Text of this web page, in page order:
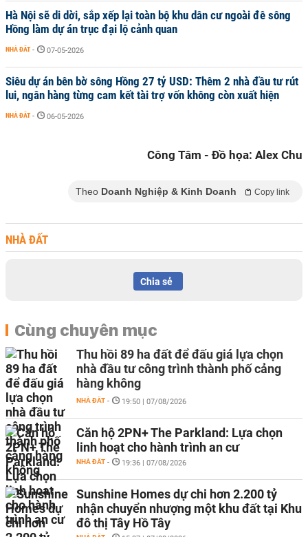
Hà Nội sẽ di dời, sắp xếp lại toàn bộ khu dân cư ngoài đê sông
Hồng làm dự án trục đại lộ cảnh quan
NHÀ ĐẤT - 07-05-2026
Siêu dự án bên bờ sông Hồng 27 tỷ USD: Thêm 2 nhà đầu tư rút
lui, ngân hàng từng cam kết tài trợ vốn không còn xuất hiện
NHÀ ĐẤT - 06-05-2026
Công Tâm - Đồ họa: Alex Chu
Theo Doanh Nghiệp & Kinh Doanh Copy link
NHÀ ĐẤT
Chia sẻ
Cùng chuyên mục
Thu hồi 89 ha đất để đấu giá lựa chọn
nhà đầu tư công trình thành phố cảng
hàng không
NHÀ ĐẤT - 19:50 | 07/08/2026
Căn hộ 2PN+ The Parkland: Lựa chọn
linh hoạt cho hành trình an cư
NHÀ ĐẤT - 19:36 | 07/08/2026
Sunshine Homes dự chi hơn 2.200 tỷ
nhận chuyển nhượng một khu đất tại Khu
đô thị Tây Hồ Tây